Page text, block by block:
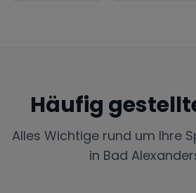
Häufig
Alles Wichtige rund um Ihre
in Bad